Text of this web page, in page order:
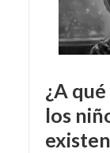
¿A
los